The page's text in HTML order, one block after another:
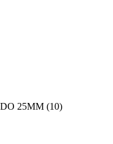
25MM (10)